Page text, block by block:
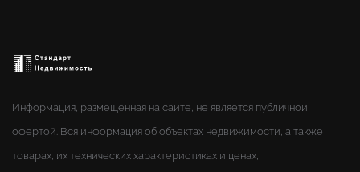
Информация, размещенная на сайте, не является публичной
офертой. Вся информация об объектах недвижимости, а также
товарах, их технических характеристиках и ценах,